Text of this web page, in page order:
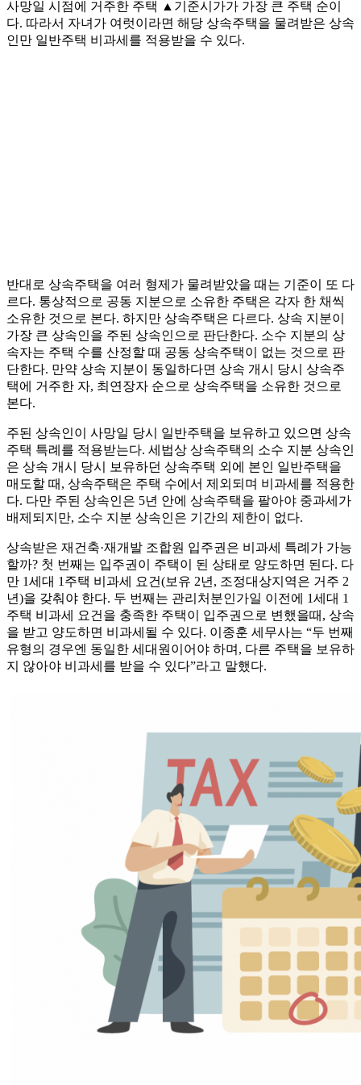
사망일 시점에 거주한 주택 ▲기준시가가 가장 큰 주택 순이
다. 따라서 자녀가 여럿이라면 해당 상속주택을 물려받은 상속
인만 일반주택 비과세를 적용받을 수 있다.
반대로 상속주택을 여러 형제가 물려받았을 때는 기준이 또 다
르다. 통상적으로 공동 지분으로 소유한 주택은 각자 한 채씩
소유한 것으로 본다. 하지만 상속주택은 다르다. 상속 지분이
가장 큰 상속인을 주된 상속인으로 판단한다. 소수 지분의 상
속자는 주택 수를 산정할 때 공동 상속주택이 없는 것으로 판
단한다. 만약 상속 지분이 동일하다면 상속 개시 당시 상속주
택에 거주한 자, 최연장자 순으로 상속주택을 소유한 것으로
본다.
주된 상속인이 사망일 당시 일반주택을 보유하고 있으면 상속
주택 특례를 적용받는다. 세법상 상속주택의 소수 지분 상속인
은 상속 개시 당시 보유하던 상속주택 외에 본인 일반주택을
매도할 때, 상속주택은 주택 수에서 제외되며 비과세를 적용한
다. 다만 주된 상속인은 5년 안에 상속주택을 팔아야 중과세가
배제되지만, 소수 지분 상속인은 기간의 제한이 없다.
상속받은 재건축·재개발 조합원 입주권은 비과세 특례가 가능
할까? 첫 번째는 입주권이 주택이 된 상태로 양도하면 된다. 다
만 1세대 1주택 비과세 요건(보유 2년, 조정대상지역은 거주 2
년)을 갖춰야 한다. 두 번째는 관리처분인가일 이전에 1세대 1
주택 비과세 요건을 충족한 주택이 입주권으로 변했을때, 상속
을 받고 양도하면 비과세될 수 있다. 이종훈 세무사는 “두 번째
유형의 경우엔 동일한 세대원이어야 하며, 다른 주택을 보유하
지 않아야 비과세를 받을 수 있다”라고 말했다.